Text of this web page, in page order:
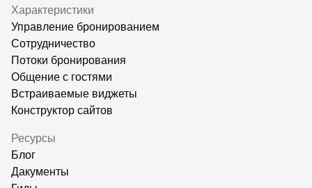
Характеристики
Управление бронированием
Сотрудничество
Потоки бронирования
Общение с гостями
Встраиваемые виджеты
Конструктор сайтов
Ресурсы
Блог
Дакументы